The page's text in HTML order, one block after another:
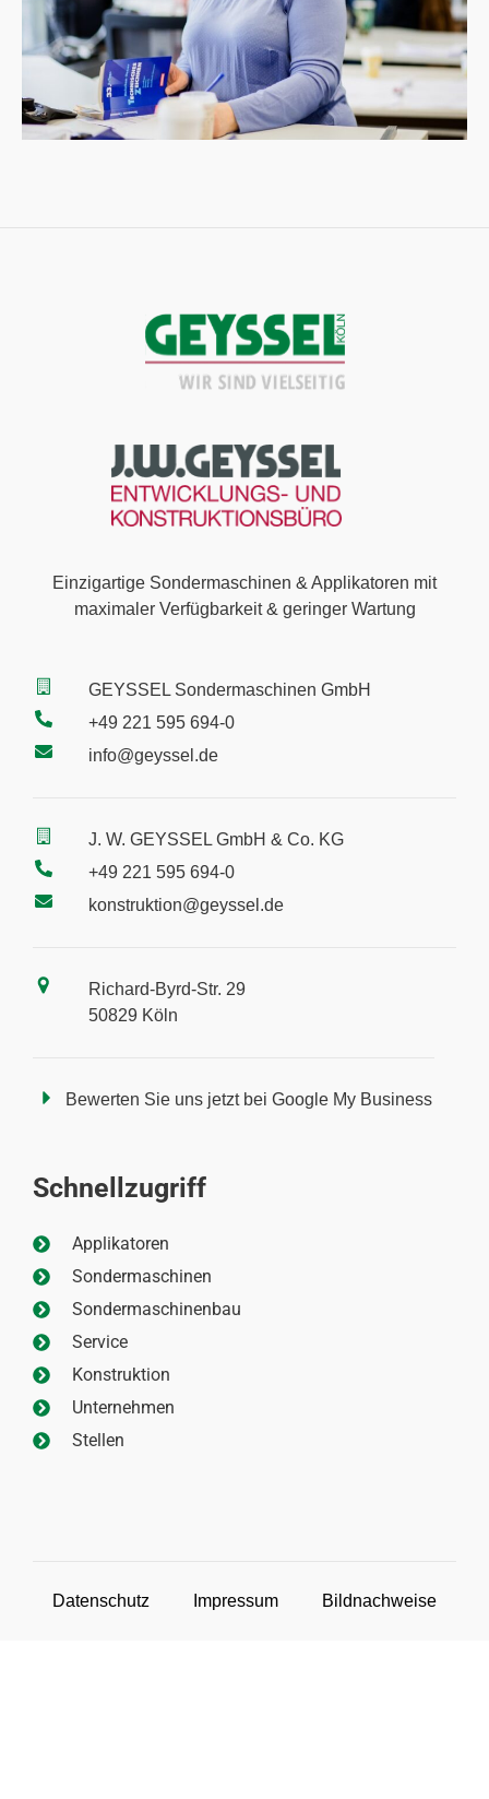
Einzigartige Sondermaschinen & Applikatoren mit
maximaler Verfügbarkeit & geringer Wartung
GEYSSEL Sondermaschinen GmbH
+49 221 595 694-0
info@geyssel.de
J. W. GEYSSEL GmbH & Co. KG
+49 221 595 694-0
konstruktion@geyssel.de
Richard-Byrd-Str. 29
50829 Köln
Bewerten Sie uns jetzt bei Google My Business
Schnellzugriff
Applikatoren
Sondermaschinen
Sondermaschinenbau
Service
Konstruktion
Unternehmen
Stellen
Datenschutz Impressum Bildnachweise